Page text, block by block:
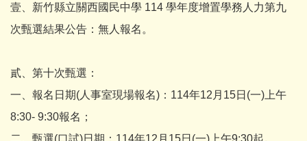
壹、新竹縣立關西國民中學 114 學年度增置學務人力第九
次甄選結果公告：無人報名。
貳、第十次甄選：
一、報名日期(人事室現場報名)：114年12月15日(一)上午
8:30- 9:30報名；
二、甄選(口試)日期：114年12月15日(一)上午9:30起。